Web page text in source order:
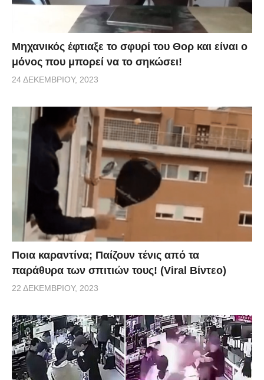
Μηχανικός έφτιαξε το σφυρί του Θορ και είναι ο
μόνος που μπορεί να το σηκώσει!
24 ΔΕΚΕΜΒΡΊΟΥ, 2023
Ποια καραντίνα; Παίζουν τένις από τα
παράθυρα των σπιτιών τους! (Viral Βίντεο)
22 ΔΕΚΕΜΒΡΊΟΥ, 2023